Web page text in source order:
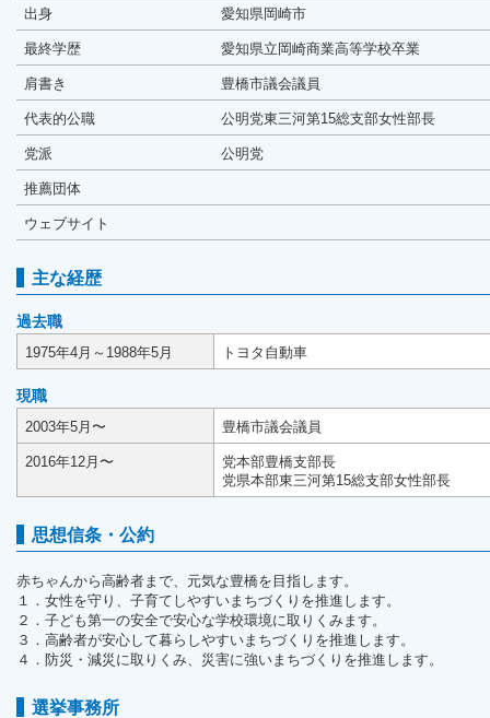
出身 愛知県岡崎市
最終学歴 愛知県立岡崎商業高等学校卒業
肩書き 豊橋市議会議員
代表的公職 公明党東三河第15総支部女性部長
党派 公明党
推薦団体
ウェブサイト
主な経歴
過去職
1975年4月～1988年5月 トヨタ自動車
現職
2003年5月〜 豊橋市議会議員
2016年12月〜
党本部豊橋支部長
党県本部東三河第15総支部女性部長
思想信条・公約
赤ちゃんから高齢者まで、元気な豊橋を目指します。
１．女性を守り、子育てしやすいまちづくりを推進します。
２．子ども第一の安全で安心な学校環境に取りくみます。
３．高齢者が安心して暮らしやすいまちづくりを推進します。
４．防災・減災に取りくみ、災害に強いまちづくりを推進します。
選挙事務所